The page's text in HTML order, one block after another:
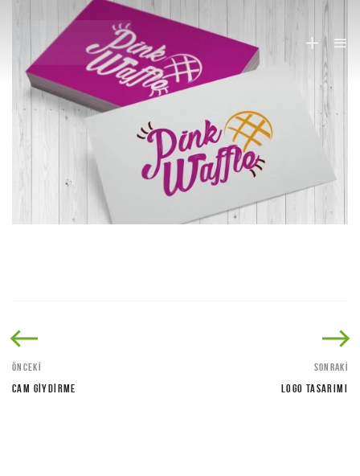
ÖNCEKI
CAM GIYDIRME
SONRAKI
LOGO TASARIMI